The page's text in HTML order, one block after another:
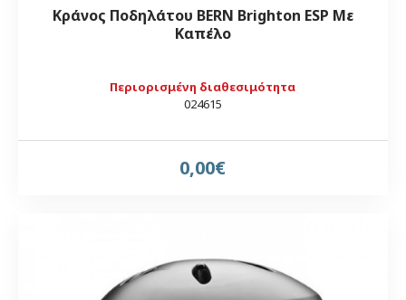
Περιορισμένη διαθεσιμότητα
024615
Κράνος Ποδηλάτου BERN Brighton ESP Με
Καπέλο
0,00€